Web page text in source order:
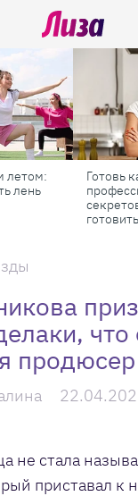
летом:
лень
Готовь
что
продюсер
не стала
приставал к